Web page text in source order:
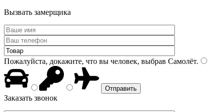
Вызвать замерщика
Пожалуйста, докажите, что вы человек, выбрав Самолёт.
Заказать звонок